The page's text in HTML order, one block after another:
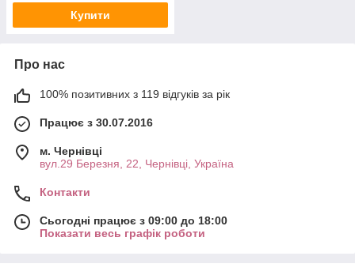
Купити
Про нас
100% позитивних з 119 відгуків за рік
Працює з 30.07.2016
м. Чернівці
вул.29 Березня, 22, Чернівці, Україна
Контакти
Сьогодні працює з 09:00 до 18:00
Показати весь графік роботи